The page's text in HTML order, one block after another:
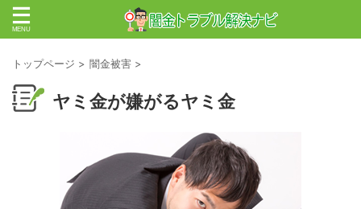
トップページ > 闇金被害 >
ヤミ金が嫌がるヤミ金